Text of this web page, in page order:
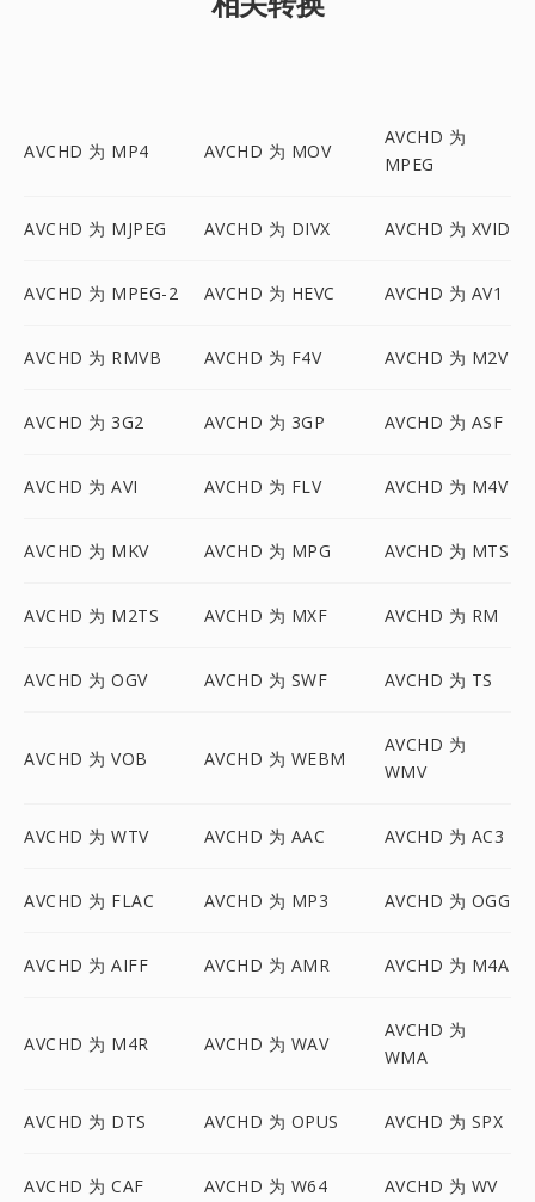
AVCHD 为 MP4 AVCHD 为 MOV
AVCHD 为
MPEG
AVCHD 为 MJPEG AVCHD 为 DIVX AVCHD 为 XVID
AVCHD 为 MPEG-2 AVCHD 为 HEVC AVCHD 为 AV1
AVCHD 为 RMVB AVCHD 为 F4V AVCHD 为 M2V
AVCHD 为 3G2 AVCHD 为 3GP AVCHD 为 ASF
AVCHD 为 AVI AVCHD 为 FLV AVCHD 为 M4V
AVCHD 为 MKV AVCHD 为 MPG AVCHD 为 MTS
AVCHD 为 M2TS AVCHD 为 MXF AVCHD 为 RM
AVCHD 为 OGV AVCHD 为 SWF AVCHD 为 TS
AVCHD 为 VOB AVCHD 为 WEBM
AVCHD 为
WMV
AVCHD 为 WTV AVCHD 为 AAC AVCHD 为 AC3
AVCHD 为 FLAC AVCHD 为 MP3 AVCHD 为 OGG
AVCHD 为 AIFF AVCHD 为 AMR AVCHD 为 M4A
AVCHD 为 M4R AVCHD 为 WAV
AVCHD 为
WMA
AVCHD 为 DTS AVCHD 为 OPUS AVCHD 为 SPX
AVCHD 为 CAF AVCHD 为 W64 AVCHD 为 WV